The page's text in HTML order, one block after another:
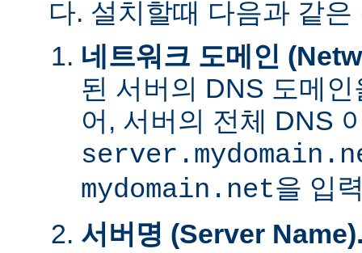
다. 설치할때 다음과 같
네트워크 도메인
된 서버의 DNS 도메
어, 서버의 전체 DNS
mydomain.net을 입
서버명 (Server